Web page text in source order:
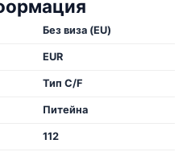
Без виза (EU)
EUR
Тип C/F
Питейна
112